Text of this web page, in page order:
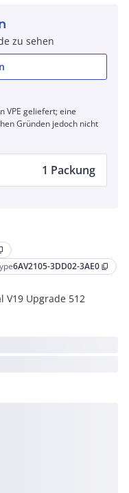
6AV2105-3DD02-3AE0 content_copy
V19 Upgrade 512
zu sehen
VPE geliefert; eine
Gründen jedoch nicht
1 Packung